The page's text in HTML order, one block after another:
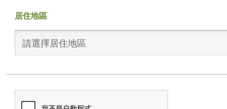
居住地區
請選擇居住地區